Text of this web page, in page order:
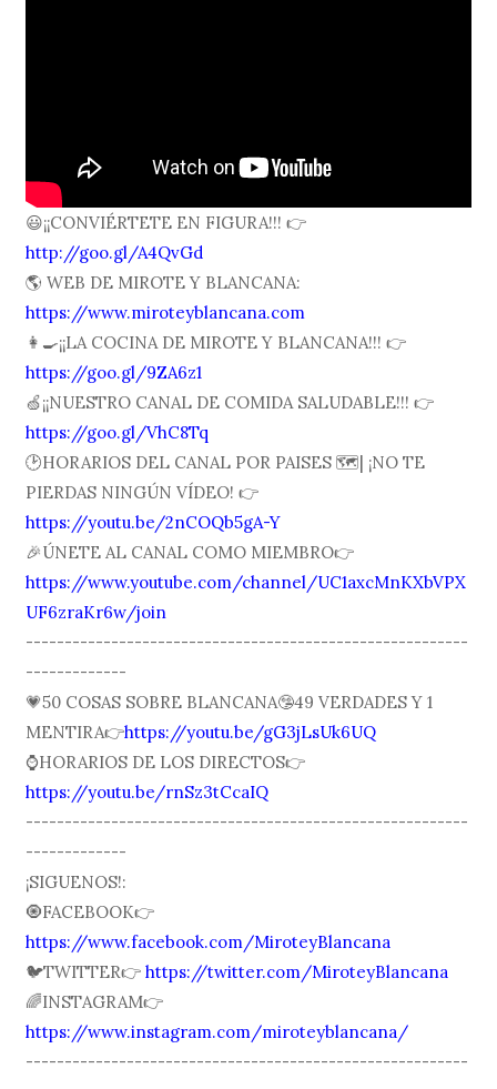
😃¡¡CONVIÉRTETE EN FIGURA!!! 👉
http://goo.gl/A4QvGd
🌎 WEB DE MIROTE Y BLANCANA:
https://www.miroteyblancana.com
👩🍳¡¡LA COCINA DE MIROTE Y BLANCANA!!! 👉
https://goo.gl/9ZA6z1
🍏¡¡NUESTRO CANAL DE COMIDA SALUDABLE!!! 👉
https://goo.gl/VhC8Tq
🕑HORARIOS DEL CANAL POR PAISES 🗺| ¡NO TE
PIERDAS NINGÚN VÍDEO! 👉
https://youtu.be/2nCOQb5gA-Y
🎉ÚNETE AL CANAL COMO MIEMBRO👉
https://www.youtube.com/channel/UC1axcMnKXbVPX
UF6zraKr6w/join
---------------------------------------------------------
-------------
💗50 COSAS SOBRE BLANCANA🤥49 VERDADES Y 1
MENTIRA👉https://youtu.be/gG3jLsUk6UQ
⌚️HORARIOS DE LOS DIRECTOS👉
https://youtu.be/rnSz3tCcaIQ
---------------------------------------------------------
-------------
¡SIGUENOS!:
🧿FACEBOOK👉
https://www.facebook.com/MiroteyBlancana
🐦TWITTER👉https://twitter.com/MiroteyBlancana
🌈INSTAGRAM👉
https://www.instagram.com/miroteyblancana/
---------------------------------------------------------